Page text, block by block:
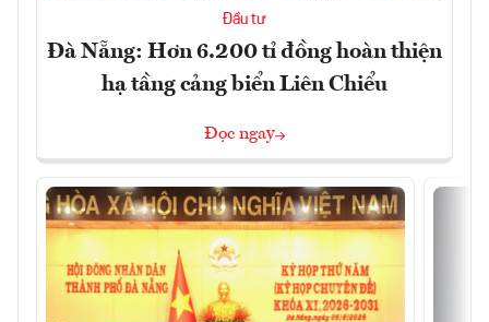
Đầu tư
Đà Nẵng: Hơn 6.200 tỉ đồng hoàn thiện
hạ tầng cảng biển Liên Chiểu
Đọc ngay